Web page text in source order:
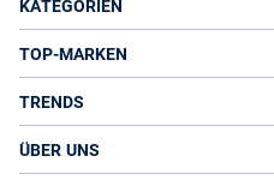
KATEGORIEN
TOP-MARKEN
TRENDS
ÜBER UNS